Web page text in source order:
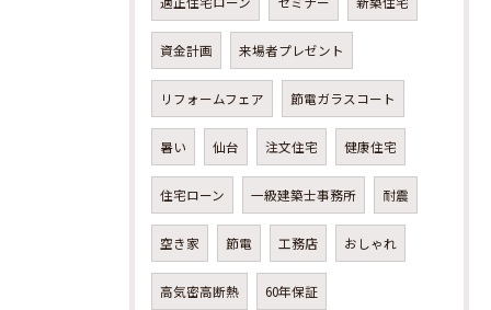
資金計画 来場者プレゼント
リフォームフェア 節電ガラスコート
暑い 仙台 注文住宅 健康住宅
住宅ローン 一級建築士事務所 耐震
空き家 節電 工務店 おしゃれ
高気密高断熱 60年保証